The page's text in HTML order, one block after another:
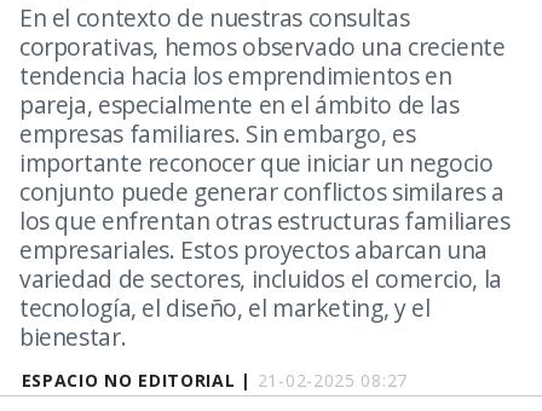
ESPACIO NO EDITORIAL | 21-02-2025 08:27
En el contexto de nuestras consultas
corporativas, hemos observado una creciente
tendencia hacia los emprendimientos en
pareja, especialmente en el ámbito de las
empresas familiares. Sin embargo, es
importante reconocer que iniciar un negocio
conjunto puede generar conflictos similares a
los que enfrentan otras estructuras familiares
empresariales. Estos proyectos abarcan una
variedad de sectores, incluidos el comercio, la
tecnología, el diseño, el marketing, y el
bienestar.